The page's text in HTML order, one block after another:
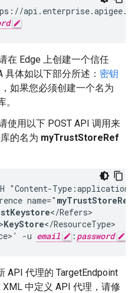
请在 Edge 上创建一个信任
具体如以下部分所述： 密钥
如果您必须创建一个名为
。
请使用以下 POST API 调用来
的名为 myTrustStoreRef
"Content-
name=" myTrustStoreRef
</Refers>
KeyStore</ResourceType>
-u email : password
API 代理的 TargetEndpoint
中定义 API 代理，请修